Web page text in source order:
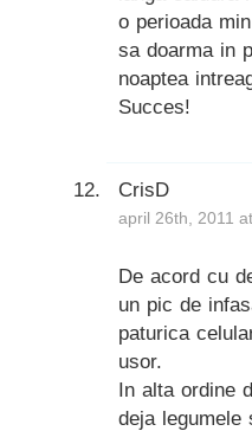
o perioada
sa doarma in
noaptea
Succes!
CrisD
april 26th, 2011
De acord cu
un pic de
paturica
usor.
In alta ordine
deja